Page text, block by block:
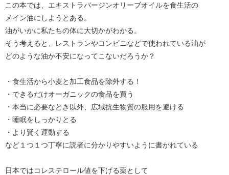
この本では、エキストラバージンオリーブオイルを食生活の
メイン油にしようとある。
油がいかに私たちの体に大切かがわかる。
そう考えると、レストランやコンビニなどで使われている油が
どのような油か不安になってこないだろうか？
・食生活から小麦と加工食品を除外する！
・できるだけオーガニックの食品を買う
・本当に必要なとき以外、広域抗生物質の服用を避ける
・睡眠をしっかりとる
・より賢く運動する
など１つ１つ丁寧に読者に分かりやすいように書かれている
日本ではコレステロール値を下げる薬として